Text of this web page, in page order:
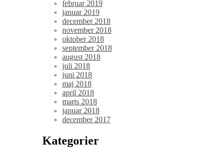
februar 2019
januar 2019
december 2018
november 2018
oktober 2018
september 2018
august 2018
juli 2018
juni 2018
maj 2018
april 2018
marts 2018
januar 2018
december 2017
Kategorier